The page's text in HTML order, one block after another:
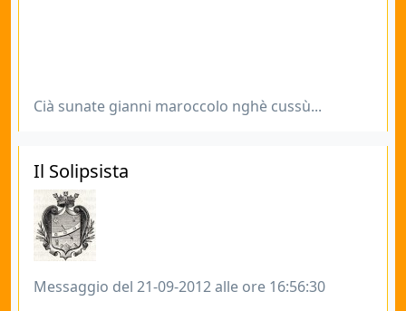
Cià sunate gianni maroccolo nghè cussù...
Il Solipsista
Messaggio del 21-09-2012 alle ore 16:56:30